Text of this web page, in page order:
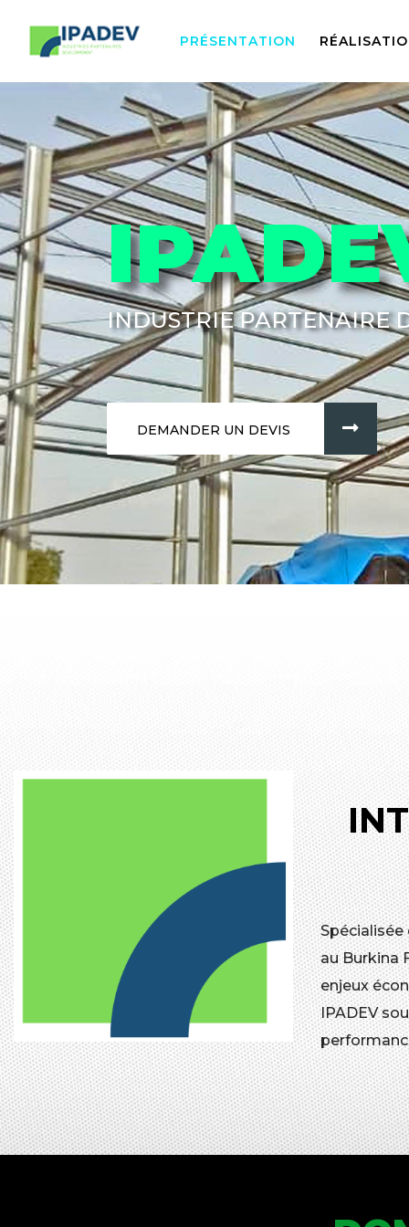
PRÉSENTATION
INDUSTRIE PARTENAIRE
DEMANDER UN DEVIS
au Burkina
enjeux
IPADEV